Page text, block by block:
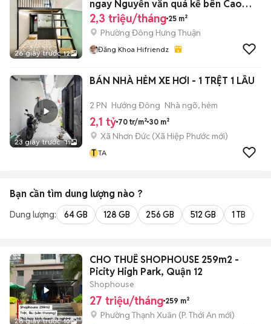
26 giây trước 12
ngay Nguyễn văn quá kế bên Cao
đẳng VOV
2,3 triệu/tháng 25 m²
Phường Đông Hưng Thuận
Đăng Khoa Hifriendz
23 giây trước 11
BÁN NHÀ HẺM XE HƠI - 1 TRỆT 1 LẦU
2 PN Hướng Đông Nhà ngõ, hẻm
2,1 tỷ 70 tr/m² 30 m²
Xã Nhơn Đức (Xã Hiệp Phước mới)
T TA
Bạn cần tìm dung lượng nào ?
Dung lượng: 64 GB 128 GB 256 GB 512 GB 1 TB
28 giây trước 10
CHO THUÊ SHOPHOUSE 259m2 -
Picity High Park, Quận 12
Shophouse
27 triệu/tháng 259 m²
Phường Thạnh Xuân (P. Thới An mới)